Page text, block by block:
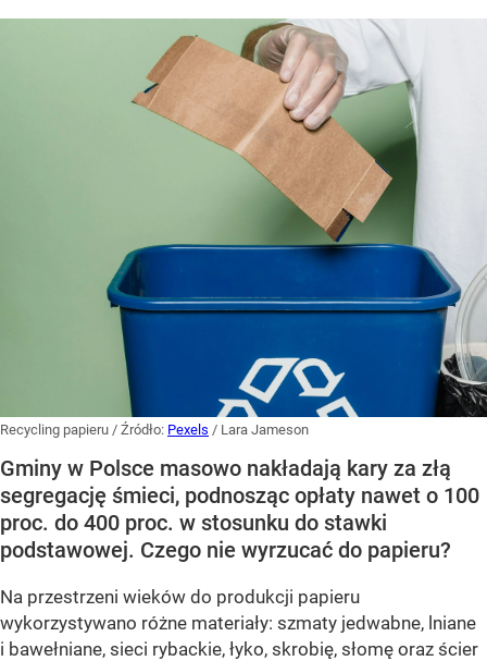
Recycling papieru / Źródło: Pexels / Lara Jameson
Gminy w Polsce masowo nakładają kary za złą
segregację śmieci, podnosząc opłaty nawet o 100
proc. do 400 proc. w stosunku do stawki
podstawowej. Czego nie wyrzucać do papieru?
Na przestrzeni wieków do produkcji papieru
wykorzystywano różne materiały: szmaty jedwabne, lniane
i bawełniane, sieci rybackie, łyko, skrobię, słomę oraz ścier